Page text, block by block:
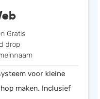
Gratis
drop
voor kleine
maken. Inclusief